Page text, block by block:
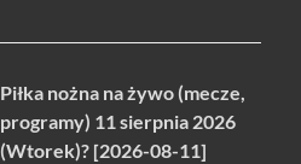
Piłka nożna na żywo (mecze,
programy) 11 sierpnia 2026
(Wtorek)? [2026-08-11]